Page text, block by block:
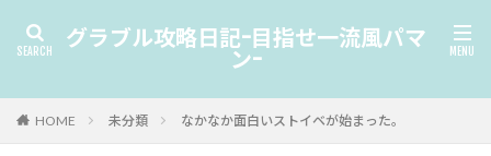
グラブル攻略日記-目指せ一流風パマ
ン-
HOME 未分類 なかなか面白いストイベが始まった。